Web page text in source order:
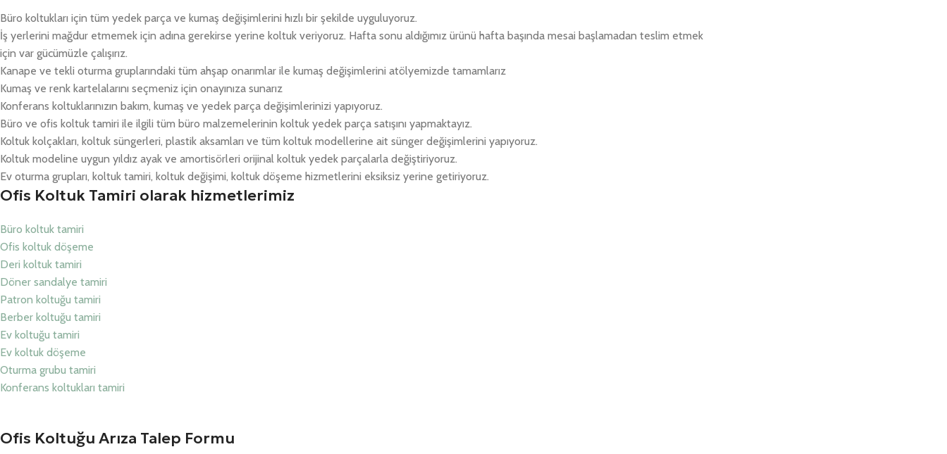
Büro koltukları için tüm yedek parça ve kumaş değişimlerini hızlı bir şekilde uyguluyoruz.
İş yerlerini mağdur etmemek için adına gerekirse yerine koltuk veriyoruz. Hafta sonu aldığımız ürünü hafta başında mesai başlamadan teslim etmek
için var gücümüzle çalışırız.
Kanape ve tekli oturma gruplarındaki tüm ahşap onarımlar ile kumaş değişimlerini atölyemizde tamamlarız
Kumaş ve renk kartelalarını seçmeniz için onayınıza sunarız
Konferans koltuklarınızın bakım, kumaş ve yedek parça değişimlerinizi yapıyoruz.
Büro ve ofis koltuk tamiri ile ilgili tüm büro malzemelerinin koltuk yedek parça satışını yapmaktayız.
Koltuk kolçakları, koltuk süngerleri, plastik aksamları ve tüm koltuk modellerine ait sünger değişimlerini yapıyoruz.
Koltuk modeline uygun yıldız ayak ve amortisörleri orijinal koltuk yedek parçalarla değiştiriyoruz.
Ev oturma grupları, koltuk tamiri, koltuk değişimi, koltuk döşeme hizmetlerini eksiksiz yerine getiriyoruz.
Ofis Koltuk Tamiri olarak hizmetlerimiz
Büro koltuk tamiri
Ofis koltuk döşeme
Deri koltuk tamiri
Döner sandalye tamiri
Patron koltuğu tamiri
Berber koltuğu tamiri
Ev koltuğu tamiri
Ev koltuk döşeme
Oturma grubu tamiri
Konferans koltukları tamiri
Ofis Koltuğu Arıza Talep Formu